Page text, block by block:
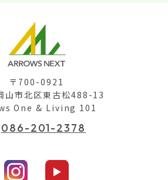
〒700-0921
山市北区東古松488-13
One & Living 101
086-201-2378